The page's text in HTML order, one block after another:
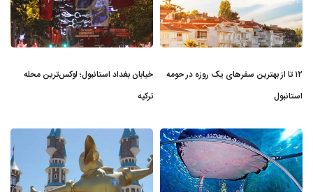
۱۲ تا از بهترین سفرهای یک روزه در حومه
استانبول
خیابان بغداد استانبول؛ لوکس‌ترین محله
ترکیه